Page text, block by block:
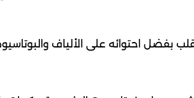
بفضل احتوائه على الألياف